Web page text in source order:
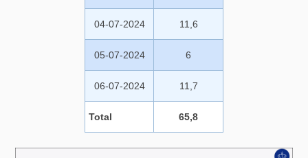
04-07-2024 11,6
05-07-2024 6
06-07-2024 11,7
Total 65,8